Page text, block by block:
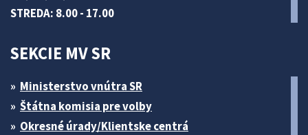
STREDA: 8.00 - 17.00
SEKCIE MV SR
Ministerstvo vnútra SR
Štátna komisia pre volby
Okresné úrady/Klientske centrá